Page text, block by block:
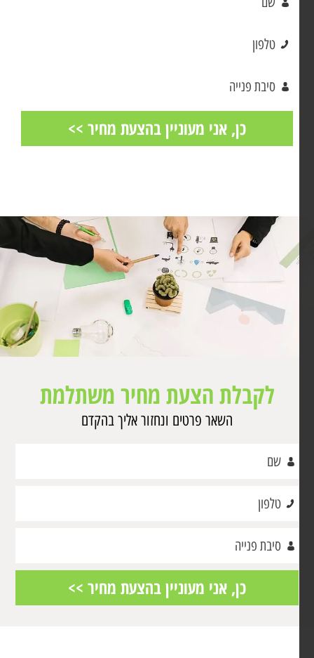
לקבלת הצעת מחיר משתלמת
השאר פרטים ונחזור אליך בהקדם